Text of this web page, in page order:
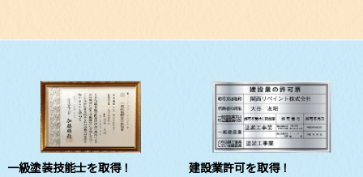
一級塗装技能士を取得！
建設業許可を取得！